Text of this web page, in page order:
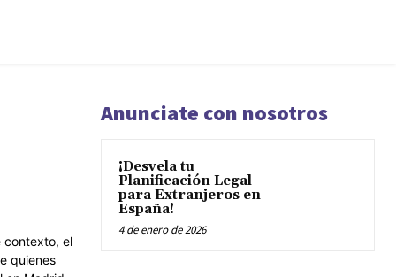
Anunciate con nosotros
¡Desvela tu
Planificación Legal
para Extranjeros en
España!
4 de enero de 2026